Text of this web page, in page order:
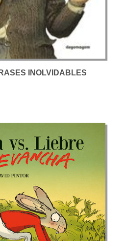
INOLVIDABLES